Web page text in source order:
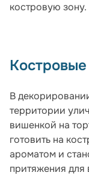
костровую зону.
К
В
территории
вишенкой на
готовить на
ароматом и
притяжения для